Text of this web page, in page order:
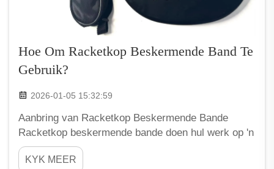
Hoe Om Racketkop Beskermende Band Te
Gebruik?
2026-01-05 15:32:59
Aanbring van Racketkop Beskermende Bande
Racketkop beskermende bande doen hul werk op 'n
effens onkonvensionele manier. Om die
beskermingsvermoë te maksimeer, moet die
KYK MEER